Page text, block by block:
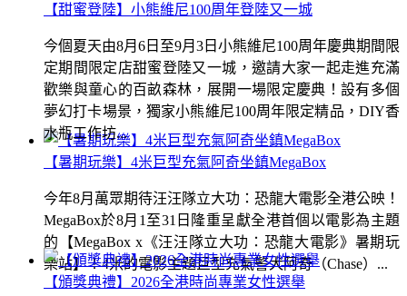
【暑期玩樂】4米巨型充氣阿奇坐鎮MegaBox
今年8月萬眾期待汪汪隊立大功：恐龍大電影全港公映！
MegaBox於8月1至31日隆重呈獻全港首個以電影為主題
的【MegaBox x《汪汪隊立大功：恐龍大電影》暑期玩
樂站】！4米的電影主題巨型充氣警犬阿奇（Chase）...
【甜蜜登陸】小熊維尼100周年登陸又一城
今個夏天由8月6日至9月3日小熊維尼100周年慶典期間限
定期間限定店甜蜜登陸又一城，邀請大家一起走進充滿
歡樂與童心的百畝森林，展開一場限定慶典！設有多個
夢幻打卡場景，獨家小熊維尼100周年限定精品，DIY香
水瓶工作坊...
【頒獎典禮】2026全港時尚專業女性選舉